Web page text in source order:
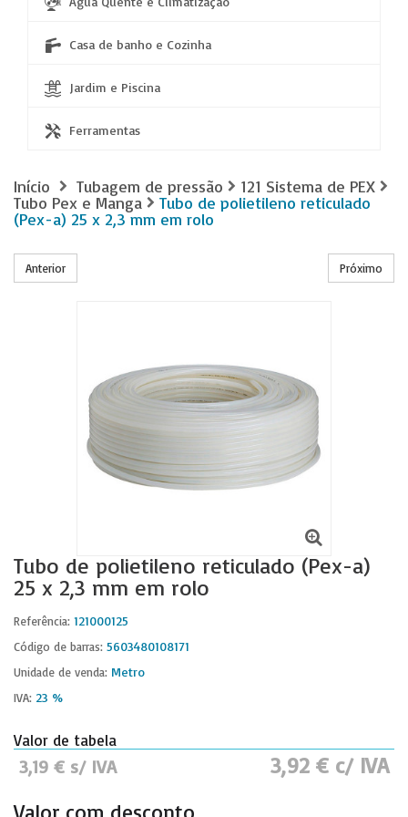
Casa de banho e Cozinha
Jardim e Piscina
Ferramentas
Início Tubagem de pressão
121 Sistema de PEX
Tubo Pex e Manga
Tubo de polietileno reticulado
(Pex-a) 25 x 2,3 mm em rolo
Anterior Próximo
Tubo de polietileno reticulado (Pex-a)
25 x 2,3 mm em rolo
Referência: 121000125
Código de barras: 5603480108171
Unidade de venda: Metro
IVA: 23 %
Valor de tabela
3,19 € s/ IVA 3,92 € c/ IVA